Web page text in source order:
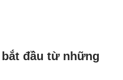
đầu từ những